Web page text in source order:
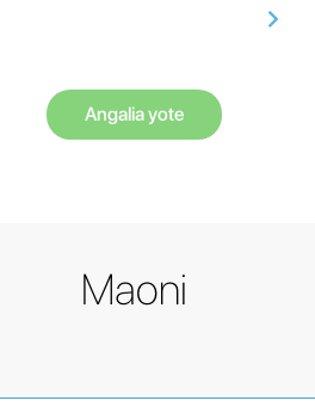
Angalia yote
Maoni